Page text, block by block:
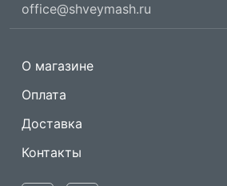
office@shveymash.ru
О магазине
Оплата
Доставка
Контакты